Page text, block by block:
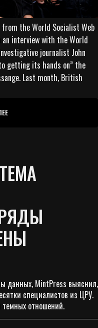
the World Socialist Web
interview with the World
journalist John
getting its hands on” the
Last month, British
данных, MintPress выяснил,
специалистов из ЦРУ.
темных отношений.